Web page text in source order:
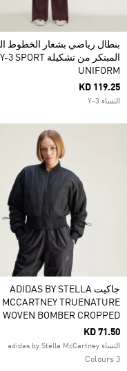
بنطال رياضي بشعار الخطوط
المبتكر من تشكيلة Y-3 SPORT
UNIFORM
KD 119.25
النساء Y-3
جاكيت ADIDAS BY STELLA
MCCARTNEY TRUENATURE
WOVEN BOMBER CROPPED
KD 71.50
النساء adidas by Stella McCartney
3 Colours